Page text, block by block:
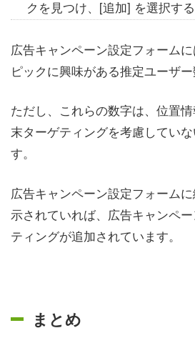
クを見つけ、[追加] を選択する
広告キャンペーン設定フォーム
ピックに興味がある推定ユーザー
ただし、これらの数字は、位置
末ターゲティングを考慮してい
す。
広告キャンペーン設定フォーム
示されていれば、広告キャンペ
ティングが追加されています。
まとめ